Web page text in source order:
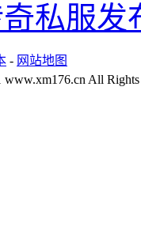
私服发
- 网站地图
www.xm176.cn All